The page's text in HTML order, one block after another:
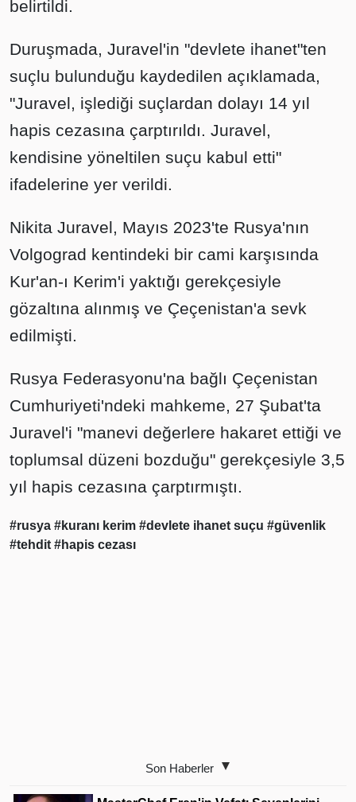
belirtildi.
Duruşmada, Juravel'in "devlete ihanet"ten
suçlu bulunduğu kaydedilen açıklamada,
"Juravel, işlediği suçlardan dolayı 14 yıl
hapis cezasına çarptırıldı. Juravel,
kendisine yöneltilen suçu kabul etti"
ifadelerine yer verildi.
Nikita Juravel, Mayıs 2023'te Rusya'nın
Volgograd kentindeki bir cami karşısında
Kur'an-ı Kerim'i yaktığı gerekçesiyle
gözaltına alınmış ve Çeçenistan'a sevk
edilmişti.
Rusya Federasyonu'na bağlı Çeçenistan
Cumhuriyeti'ndeki mahkeme, 27 Şubat'ta
Juravel'i "manevi değerlere hakaret ettiği ve
toplumsal düzeni bozduğu" gerekçesiyle 3,5
yıl hapis cezasına çarptırmıştı.
#rusya #kuranı kerim #devlete ihanet suçu #güvenlik
#tehdit #hapis cezası
Son Haberler